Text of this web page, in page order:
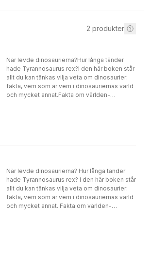
2 produkter
När levde dinosaurierna?Hur långa tänder
hade Tyrannosaurus rex?I den här boken står
allt du kan tänkas vilja veta om dinosaurier:
fakta, vem som är vem i dinosauriernas värld
och mycket annat.Fakta om världen-
När levde dinosaurierna? Hur långa tänder
hade Tyrannosaurus rex? I den här boken står
allt du kan tänkas vilja veta om dinosaurier:
fakta, vem som är vem i dinosauriernas värld
och mycket annat. Fakta om världen-